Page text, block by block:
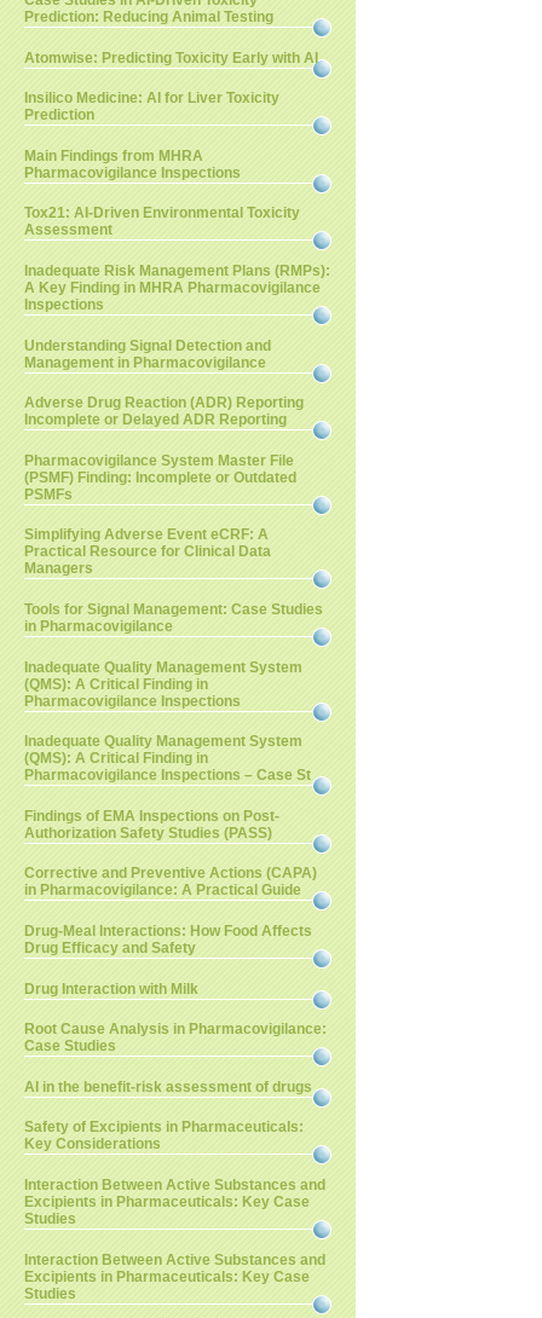
Prediction: Reducing Animal Testing
Atomwise: Predicting Toxicity Early with AI
Insilico Medicine: AI for Liver Toxicity
Prediction
Main Findings from MHRA
Pharmacovigilance Inspections
Tox21: AI-Driven Environmental Toxicity
Assessment
Inadequate Risk Management Plans (RMPs):
A Key Finding in MHRA Pharmacovigilance
Inspections
Understanding Signal Detection and
Management in Pharmacovigilance
Adverse Drug Reaction (ADR) Reporting
Incomplete or Delayed ADR Reporting
Pharmacovigilance System Master File
(PSMF) Finding: Incomplete or Outdated
PSMFs
Simplifying Adverse Event eCRF: A
Practical Resource for Clinical Data
Managers
Tools for Signal Management: Case Studies
in Pharmacovigilance
Inadequate Quality Management System
(QMS): A Critical Finding in
Pharmacovigilance Inspections
Inadequate Quality Management System
(QMS): A Critical Finding in
Pharmacovigilance Inspections – Case St
Findings of EMA Inspections on Post-
Authorization Safety Studies (PASS)
Corrective and Preventive Actions (CAPA)
in Pharmacovigilance: A Practical Guide
Drug-Meal Interactions: How Food Affects
Drug Efficacy and Safety
Drug Interaction with Milk
Root Cause Analysis in Pharmacovigilance:
Case Studies
AI in the benefit-risk assessment of drugs
Safety of Excipients in Pharmaceuticals:
Key Considerations
Interaction Between Active Substances and
Excipients in Pharmaceuticals: Key Case
Studies
Interaction Between Active Substances and
Excipients in Pharmaceuticals: Key Case
Studies